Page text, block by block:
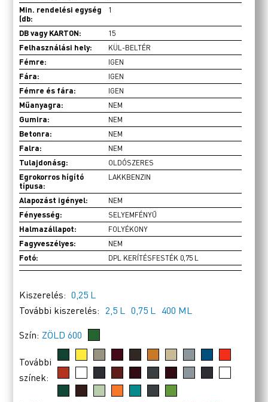
Min. rendelési egység
(db:
1
DB vagy KARTON: 15
Felhasználási hely: KÜL-BELTÉR
Fémre: IGEN
Fára: IGEN
Fémre és fára: IGEN
Műanyagra: NEM
Gumira: NEM
Betonra: NEM
Falra: NEM
Tulajdonásg: OLDÓSZERES
Egrokorros hígító
típusa:
LAKKBENZIN
Alapozást igényel: NEM
Fényesség: SELYEMFÉNYŰ
Halmazállapot: FOLYÉKONY
Fagyveszélyes: NEM
Fotó: DPL KERÍTÉSFESTÉK 0,75 L
Kiszerelés: 0,25 L
További kiszerelés: 2,5 L 0,75 L 400 ML
Szín: ZÖLD 600
További
színek: